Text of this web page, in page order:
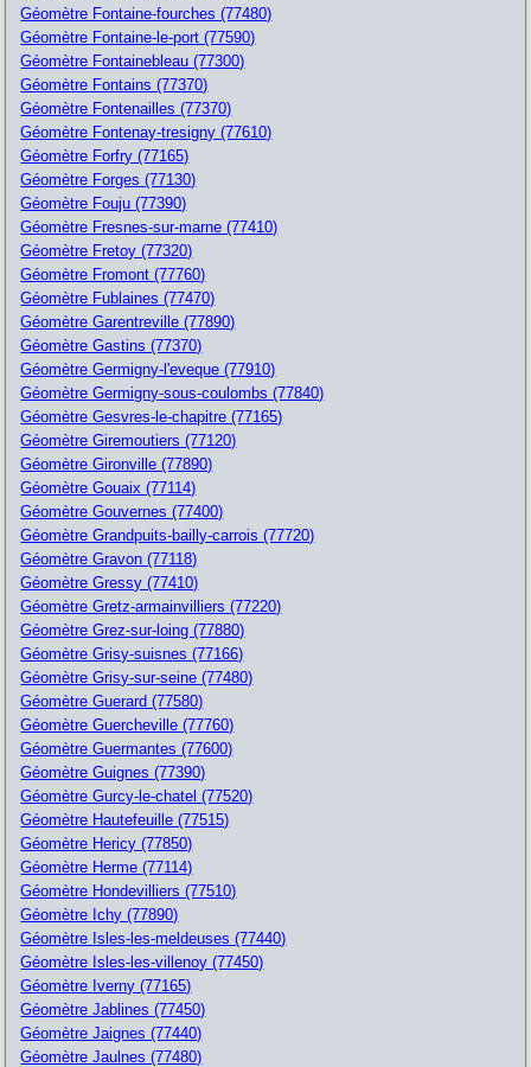
Géomètre Fontaine-fourches (77480)
Géomètre Fontaine-le-port (77590)
Géomètre Fontainebleau (77300)
Géomètre Fontains (77370)
Géomètre Fontenailles (77370)
Géomètre Fontenay-tresigny (77610)
Géomètre Forfry (77165)
Géomètre Forges (77130)
Géomètre Fouju (77390)
Géomètre Fresnes-sur-marne (77410)
Géomètre Fretoy (77320)
Géomètre Fromont (77760)
Géomètre Fublaines (77470)
Géomètre Garentreville (77890)
Géomètre Gastins (77370)
Géomètre Germigny-l'eveque (77910)
Géomètre Germigny-sous-coulombs (77840)
Géomètre Gesvres-le-chapitre (77165)
Géomètre Giremoutiers (77120)
Géomètre Gironville (77890)
Géomètre Gouaix (77114)
Géomètre Gouvernes (77400)
Géomètre Grandpuits-bailly-carrois (77720)
Géomètre Gravon (77118)
Géomètre Gressy (77410)
Géomètre Gretz-armainvilliers (77220)
Géomètre Grez-sur-loing (77880)
Géomètre Grisy-suisnes (77166)
Géomètre Grisy-sur-seine (77480)
Géomètre Guerard (77580)
Géomètre Guercheville (77760)
Géomètre Guermantes (77600)
Géomètre Guignes (77390)
Géomètre Gurcy-le-chatel (77520)
Géomètre Hautefeuille (77515)
Géomètre Hericy (77850)
Géomètre Herme (77114)
Géomètre Hondevilliers (77510)
Géomètre Ichy (77890)
Géomètre Isles-les-meldeuses (77440)
Géomètre Isles-les-villenoy (77450)
Géomètre Iverny (77165)
Géomètre Jablines (77450)
Géomètre Jaignes (77440)
Géomètre Jaulnes (77480)